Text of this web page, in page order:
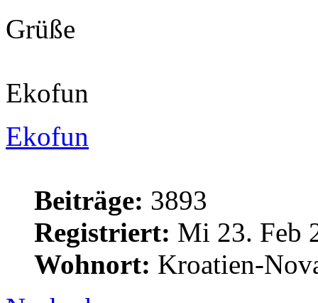
Grüße
Ekofun
Ekofun
Beiträge: 3893
Registriert: Mi 23. Feb
Wohnort: Kroatien-